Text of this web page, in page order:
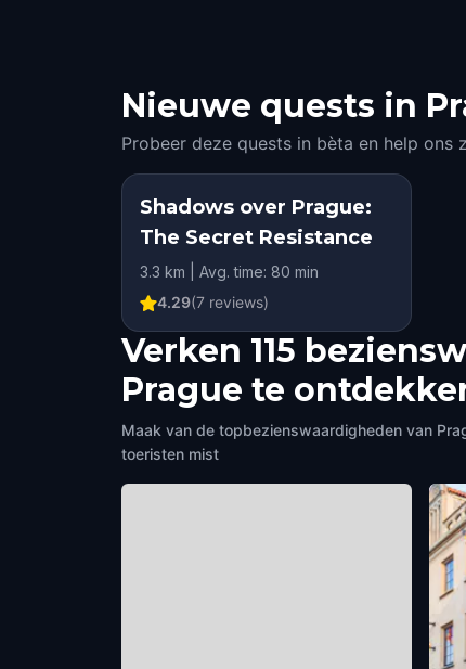
Nieuwe quests in
Probeer deze quests in bèta en help ons
Shadows over Prague:
The Secret Resistance
3.3 km | Avg. time: 80 min
4.29(7 reviews)
Verken 115
Prague te
Maak van de topbezienswaardigheden van
toeristen mist